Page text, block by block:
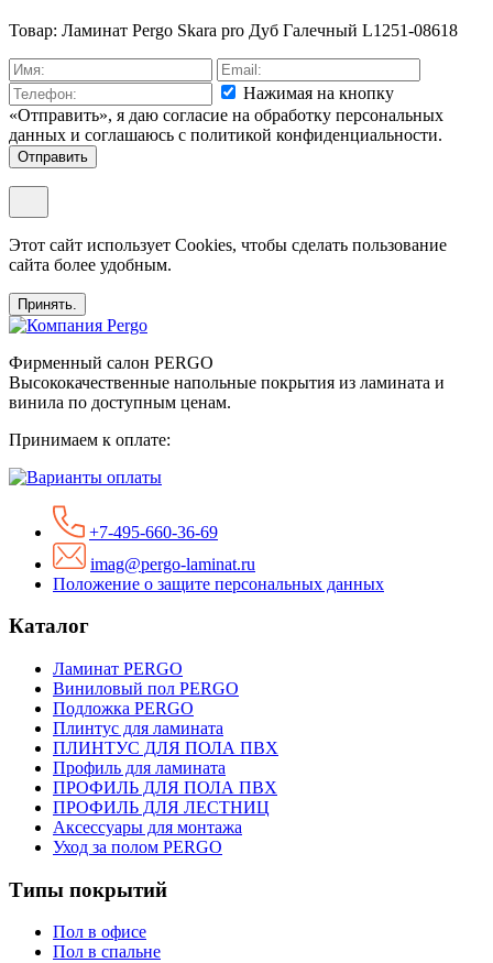
Товар: Ламинат Pergo Skara pro Дуб Галечный L1251-08618
Нажимая на кнопку
«Отправить», я даю согласие на обработку персональных
данных и соглашаюсь c политикой конфиденциальности.
Отправить
Этот сайт использует Cookies, чтобы сделать пользование
сайта более удобным.
Принять.
Фирменный салон PERGO
Высококачественные напольные покрытия из ламината и
винила по доступным ценам.
Принимаем к оплате:
+7-495-660-36-69
imag@pergo-laminat.ru
Положение о защите персональных данных
Каталог
Ламинат PERGO
Виниловый пол PERGO
Подложка PERGO
Плинтус для ламината
ПЛИНТУС ДЛЯ ПОЛА ПВХ
Профиль для ламината
ПРОФИЛЬ ДЛЯ ПОЛА ПВХ
ПРОФИЛЬ ДЛЯ ЛЕСТНИЦ
Аксессуары для монтажа
Уход за полом PERGO
Типы покрытий
Пол в офисе
Пол в спальне